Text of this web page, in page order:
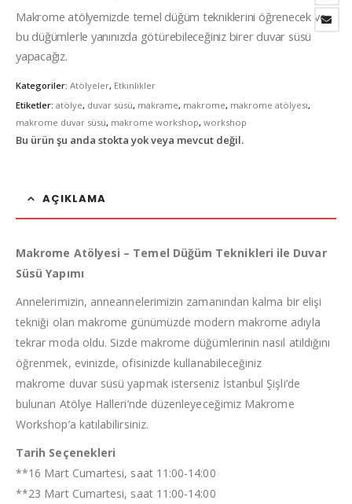
Makrome atölyemizde temel düğüm tekniklerini öğrenecek ve
bu düğümlerle yanınızda götürebileceğiniz birer duvar süsü
yapacağız.
Kategoriler: Atölyeler, Etkinlikler
Etiketler: atölye, duvar süsü, makrame, makrome, makrome atölyesi,
makrome duvar süsü, makrome workshop, workshop
Bu ürün şu anda stokta yok veya mevcut değil.
AÇIKLAMA
Makrome Atölyesi – Temel Düğüm Teknikleri ile Duvar
Süsü Yapımı
Annelerimizin, anneannelerimizin zamanından kalma bir elişi
tekniği olan makrome günümüzde modern makrome adıyla
tekrar moda oldu. Sizde makrome düğümlerinin nasıl atıldığını
öğrenmek, evinizde, ofisinizde kullanabileceğiniz
makrome duvar süsü yapmak isterseniz İstanbul Şişli’de
bulunan Atölye Halleri’nde düzenleyeceğimiz Makrome
Workshop’a katılabilirsiniz.
Tarih Seçenekleri
**16 Mart Cumartesi, saat 11:00-14:00
**23 Mart Cumartesi, saat 11:00-14:00